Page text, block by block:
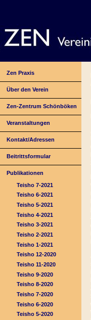
Zen Praxis
Über den Verein
Zen-Zentrum Schönböken
Veranstaltungen
Kontakt/Adressen
Beitrittsformular
Publikationen
Teisho 7-2021
Teisho 6-2021
Teisho 5-2021
Teisho 4-2021
Teisho 3-2021
Teisho 2-2021
Teisho 1-2021
Teisho 12-2020
Teisho 11-2020
Teisho 9-2020
Teisho 8-2020
Teisho 7-2020
Teisho 6-2020
Teisho 5-2020